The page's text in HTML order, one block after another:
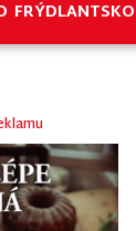
FRÝDLANTSKO